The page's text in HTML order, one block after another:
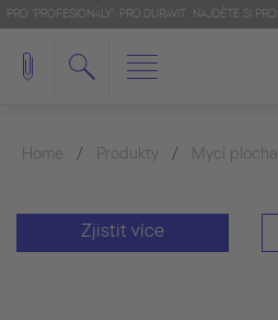
PRO 'PROFESIONÁLY': PRO.DURAVIT NAJDĚTE SI
Home Produkty Mycí plocha
Zjistit více